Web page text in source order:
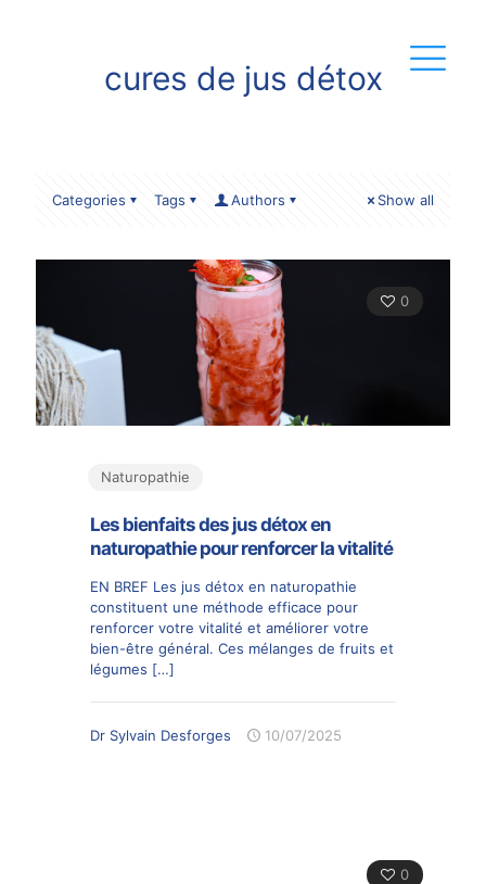
cures de jus détox
Categories Tags Authors Show all
0
Naturopathie
Les bienfaits des jus détox en
naturopathie pour renforcer la vitalité
EN BREF Les jus détox en naturopathie
constituent une méthode efficace pour
renforcer votre vitalité et améliorer votre
bien-être général. Ces mélanges de fruits et
légumes […]
Dr Sylvain Desforges 10/07/2025
0